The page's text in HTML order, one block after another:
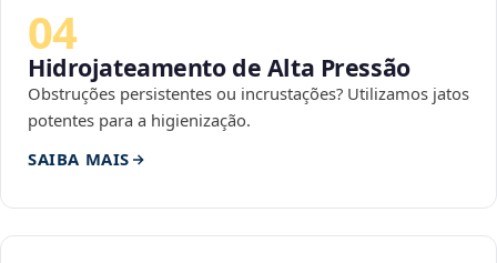
04
Hidrojateamento de Alta Pressão
Obstruções persistentes ou incrustações? Utilizamos jatos
potentes para a higienização.
SAIBA MAIS